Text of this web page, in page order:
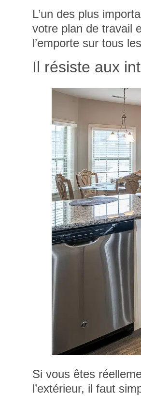
L’un des plus
votre plan de travail
l’emporte sur tous
Il résiste aux
Si vous êtes
l’extérieur, il faut